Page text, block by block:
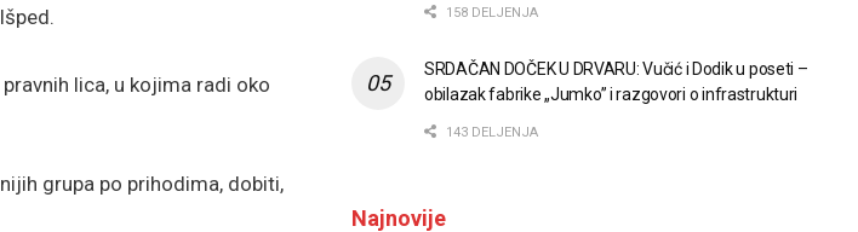
lica, u kojima radi oko
grupa po prihodima, dobiti,
158 DELJENJA
SRDAČAN DOČEK U DRVARU: Vučić i Dodik u poseti –
obilazak fabrike „Jumko” i razgovori o infrastrukturi
143 DELJENJA
Najnovije